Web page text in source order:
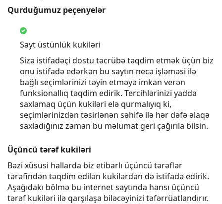
Qurduğumuz peçenyelər
Sayt üstünlük kukiləri
Sizə istifadəçi dostu təcrübə təqdim etmək üçün biz
onu istifadə edərkən bu saytın necə işləməsi ilə
bağlı seçimlərinizi təyin etməyə imkan verən
funksionallıq təqdim edirik. Tercihlərinizi yadda
saxlamaq üçün kukiləri elə qurmalıyıq ki,
seçimlərinizdən təsirlənən səhifə ilə hər dəfə əlaqə
saxladığınız zaman bu məlumat geri çağırıla bilsin.
Üçüncü tərəf kukiləri
Bəzi xüsusi hallarda biz etibarlı üçüncü tərəflər
tərəfindən təqdim edilən kukilərdən də istifadə edirik.
Aşağıdakı bölmə bu internet saytında hansı üçüncü
tərəf kukiləri ilə qarşılaşa biləcəyinizi təfərrüatlandırır.